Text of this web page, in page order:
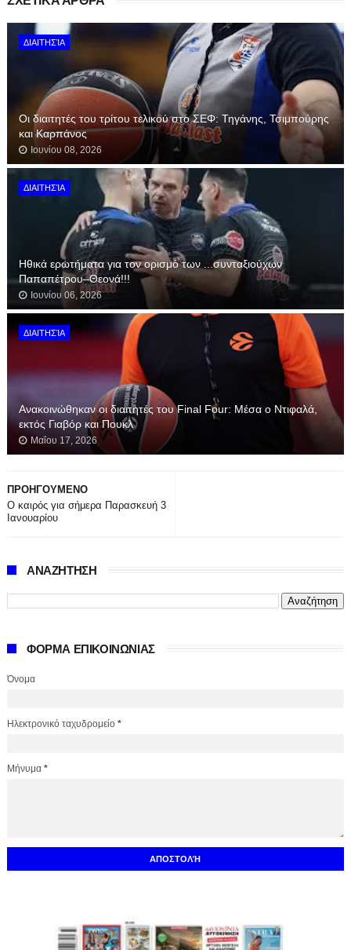
ΔΙΑΙΤΗΣΊΑ
Οι διαιτητές του τρίτου τελικού στο ΣΕΦ: Τηγάνης, Τσιμπούρης
και Καρπάνος
Ιουνίου 08, 2026
ΔΙΑΙΤΗΣΊΑ
Hθικά ερωτήματα για τoν ορισμό των ...συνταξιούχων
Παπαπέτρου–Θεονά!!!
Ιουνίου 06, 2026
ΔΙΑΙΤΗΣΊΑ
Ανακοινώθηκαν οι διαιτητές του Final Four: Μέσα ο Ντιφαλά,
εκτός Γιαβόρ και Πουκλ
Μαΐου 17, 2026
ΠΡΟΗΓΟΥΜΕΝΟ
Ο καιρός για σήμερα Παρασκευή 3
Ιανουαρίου
ΑΝΑΖΗΤΗΣΗ
ΦΟΡΜΑ ΕΠΙΚΟΙΝΩΝΙΑΣ
Όνομα
Ηλεκτρονικό ταχυδρομείο *
Μήνυμα *